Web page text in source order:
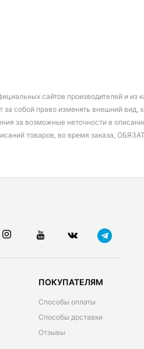
сайтов производителей и
собой право изменять внешний
за возможные неточности в
товаров, во время заказа,
ПОКУПАТЕЛЯМ
Способы оплаты
Способы доставки
Отзывы